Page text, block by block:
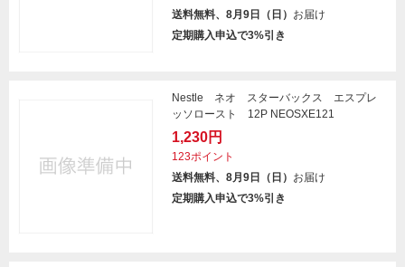
送料無料、8月9日（日） お届け
定期購入申込で3%引き
Nestle ネオ スターバックス エスプレ
ッソロースト 12P NEOSXE121
1,230円
123ポイント
送料無料、8月9日（日） お届け
定期購入申込で3%引き